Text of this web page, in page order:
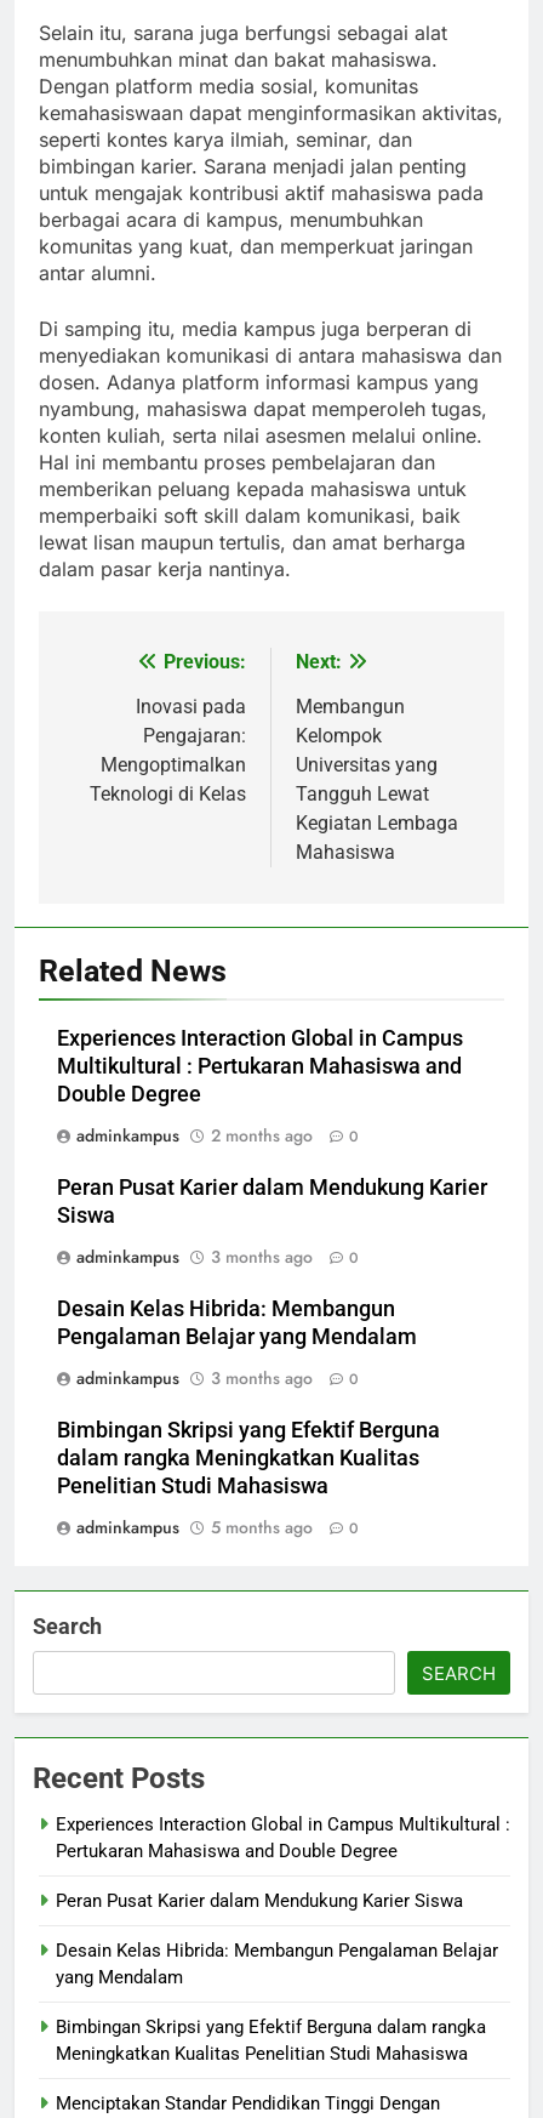
Selain itu, sarana juga berfungsi sebagai alat
menumbuhkan minat dan bakat mahasiswa.
Dengan platform media sosial, komunitas
kemahasiswaan dapat menginformasikan aktivitas,
seperti kontes karya ilmiah, seminar, dan
bimbingan karier. Sarana menjadi jalan penting
untuk mengajak kontribusi aktif mahasiswa pada
berbagai acara di kampus, menumbuhkan
komunitas yang kuat, dan memperkuat jaringan
antar alumni.
Di samping itu, media kampus juga berperan di
menyediakan komunikasi di antara mahasiswa dan
dosen. Adanya platform informasi kampus yang
nyambung, mahasiswa dapat memperoleh tugas,
konten kuliah, serta nilai asesmen melalui online.
Hal ini membantu proses pembelajaran dan
memberikan peluang kepada mahasiswa untuk
memperbaiki soft skill dalam komunikasi, baik
lewat lisan maupun tertulis, dan amat berharga
dalam pasar kerja nantinya.
navigation
Previous:
Inovasi pada
Pengajaran:
Mengoptimalkan
Teknologi di Kelas
Next:
Membangun
Kelompok
Universitas yang
Tangguh Lewat
Kegiatan Lembaga
Mahasiswa
Related News
Experiences Interaction Global in Campus
Multikultural : Pertukaran Mahasiswa and
Double Degree
adminkampus
2 months ago 0
Peran Pusat Karier dalam Mendukung Karier
Siswa
adminkampus
3 months ago 0
Desain Kelas Hibrida: Membangun
Pengalaman Belajar yang Mendalam
adminkampus
3 months ago 0
Bimbingan Skripsi yang Efektif Berguna
dalam rangka Meningkatkan Kualitas
Penelitian Studi Mahasiswa
adminkampus
5 months ago 0
Search
SEARCH
Recent Posts
Experiences Interaction Global in Campus Multikultural :
Pertukaran Mahasiswa and Double Degree
Peran Pusat Karier dalam Mendukung Karier Siswa
Desain Kelas Hibrida: Membangun Pengalaman Belajar
yang Mendalam
Bimbingan Skripsi yang Efektif Berguna dalam rangka
Meningkatkan Kualitas Penelitian Studi Mahasiswa
Menciptakan Standar Pendidikan Tinggi Dengan